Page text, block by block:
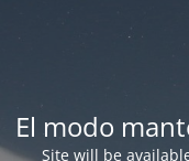
El modo
Site will be